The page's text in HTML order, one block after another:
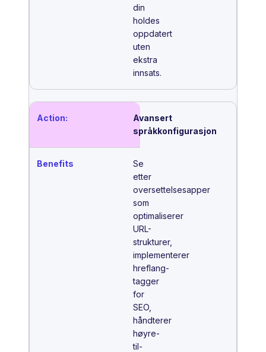
din
holdes
oppdatert
uten
ekstra
innsats.
Avansert
språkkonfigurasjon
Se
etter
oversettelsesapper
som
optimaliserer
URL-
strukturer,
implementerer
hreflang-
tagger
for
SEO,
håndterer
høyre-
til-